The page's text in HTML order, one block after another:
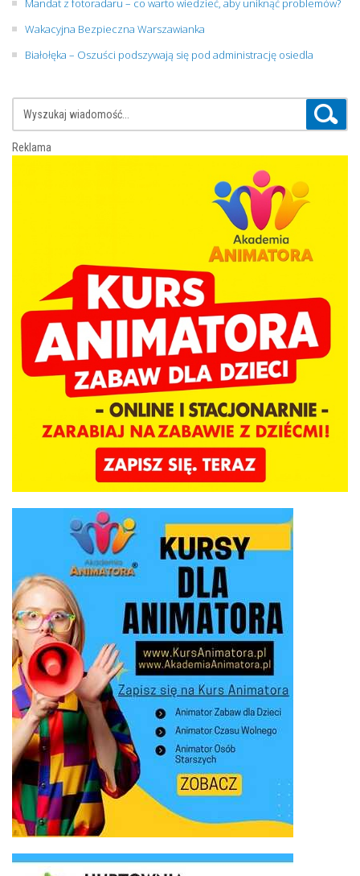
Mandat z fotoradaru – co warto wiedzieć, aby uniknąć problemów?
Wakacyjna Bezpieczna Warszawianka
Białołęka – Oszuści podszywają się pod administrację osiedla
Reklama